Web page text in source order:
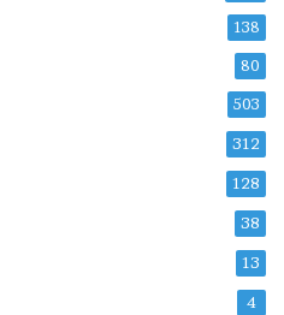
138
80
503
312
128
38
13
4